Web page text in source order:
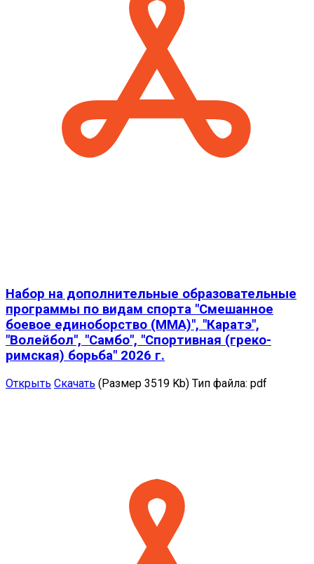
Набор на дополнительные образовательные
программы по видам спорта "Смешанное
боевое единоборство (ММА)", "Каратэ",
"Волейбол", "Самбо", "Спортивная (греко-
римская) борьба" 2026 г.
Открыть Скачать (Размер 3519 Kb) Тип файла: pdf